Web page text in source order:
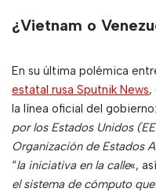
¿Vietnam o
En su última polémica
estatal rusa Sputnik News,
la línea oficial del
por los Estados Unidos
Organización de Estados
“la iniciativa en la calle«,
el sistema de cómputo